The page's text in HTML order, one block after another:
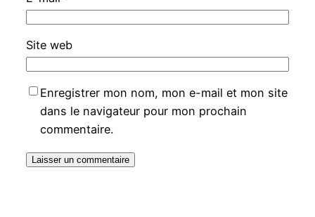
Site web
Enregistrer mon nom, mon e-mail et mon site
dans le navigateur pour mon prochain
commentaire.